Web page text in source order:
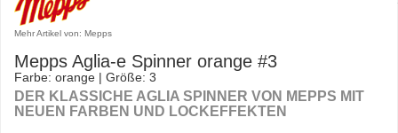
Mehr Artikel von: Mepps
Mepps Aglia-e Spinner orange #3
Farbe: orange | Größe: 3
DER KLASSICHE AGLIA SPINNER VON MEPPS MIT
NEUEN FARBEN UND LOCKEFFEKTEN